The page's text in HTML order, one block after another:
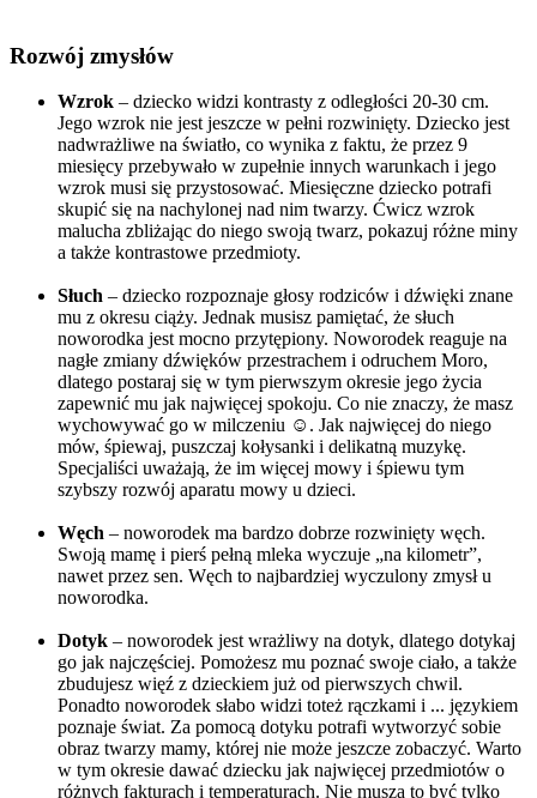
Rozwój zmysłów
Wzrok – dziecko widzi kontrasty z odległości 20-30 cm.
Jego wzrok nie jest jeszcze w pełni rozwinięty. Dziecko jest
nadwrażliwe na światło, co wynika z faktu, że przez 9
miesięcy przebywało w zupełnie innych warunkach i jego
wzrok musi się przystosować. Miesięczne dziecko potrafi
skupić się na nachylonej nad nim twarzy. Ćwicz wzrok
malucha zbliżając do niego swoją twarz, pokazuj różne miny
a także kontrastowe przedmioty.
Słuch – dziecko rozpoznaje głosy rodziców i dźwięki znane
mu z okresu ciąży. Jednak musisz pamiętać, że słuch
noworodka jest mocno przytępiony. Noworodek reaguje na
nagłe zmiany dźwięków przestrachem i odruchem Moro,
dlatego postaraj się w tym pierwszym okresie jego życia
zapewnić mu jak najwięcej spokoju. Co nie znaczy, że masz
wychowywać go w milczeniu ☺. Jak najwięcej do niego
mów, śpiewaj, puszczaj kołysanki i delikatną muzykę.
Specjaliści uważają, że im więcej mowy i śpiewu tym
szybszy rozwój aparatu mowy u dzieci.
Węch – noworodek ma bardzo dobrze rozwinięty węch.
Swoją mamę i pierś pełną mleka wyczuje „na kilometr”,
nawet przez sen. Węch to najbardziej wyczulony zmysł u
noworodka.
Dotyk – noworodek jest wrażliwy na dotyk, dlatego dotykaj
go jak najczęściej. Pomożesz mu poznać swoje ciało, a także
zbudujesz więź z dzieckiem już od pierwszych chwil.
Ponadto noworodek słabo widzi toteż rączkami i ... językiem
poznaje świat. Za pomocą dotyku potrafi wytworzyć sobie
obraz twarzy mamy, której nie może jeszcze zobaczyć. Warto
w tym okresie dawać dziecku jak najwięcej przedmiotów o
różnych fakturach i temperaturach. Nie muszą to być tylko